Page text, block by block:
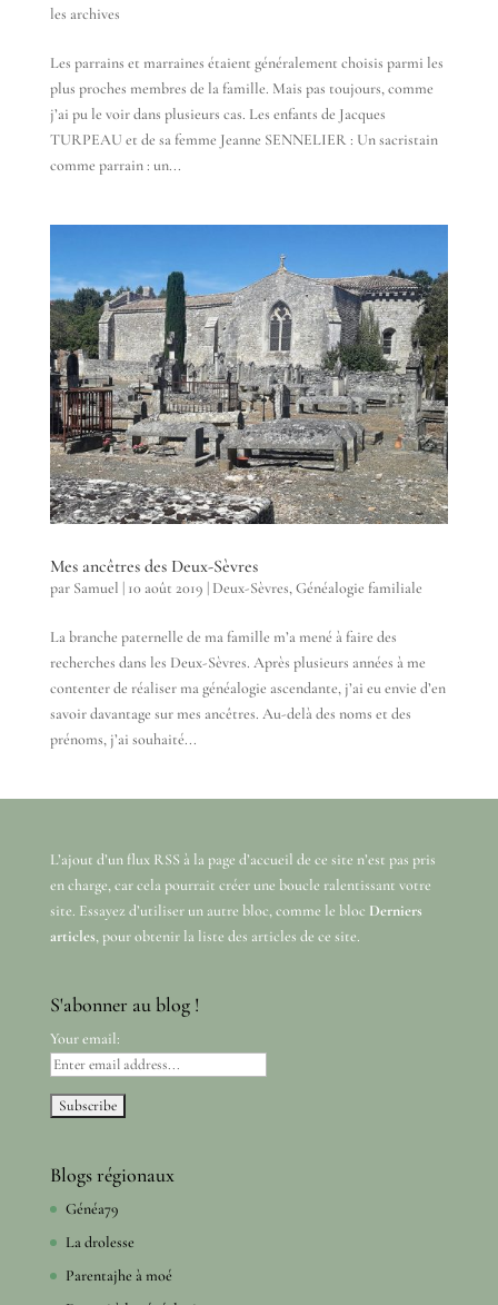
les archives
Les parrains et marraines étaient généralement choisis parmi les
plus proches membres de la famille. Mais pas toujours, comme
j’ai pu le voir dans plusieurs cas. Les enfants de Jacques
TURPEAU et de sa femme Jeanne SENNELIER : Un sacristain
comme parrain : un...
Mes ancêtres des Deux-Sèvres
par Samuel | 10 août 2019 | Deux-Sèvres,Généalogie familiale
La branche paternelle de ma famille m’a mené à faire des
recherches dans les Deux-Sèvres. Après plusieurs années à me
contenter de réaliser ma généalogie ascendante, j’ai eu envie d’en
savoir davantage sur mes ancêtres. Au-delà des noms et des
prénoms, j’ai souhaité...
L’ajout d’un flux RSS à la page d’accueil de ce site n’est pas pris
en charge, car cela pourrait créer une boucle ralentissant votre
site. Essayez d’utiliser un autre bloc, comme le bloc Derniers
articles, pour obtenir la liste des articles de ce site.
S'abonner au blog !
Your email:
Blogs régionaux
Généa79
La drolesse
Parentajhe à moé